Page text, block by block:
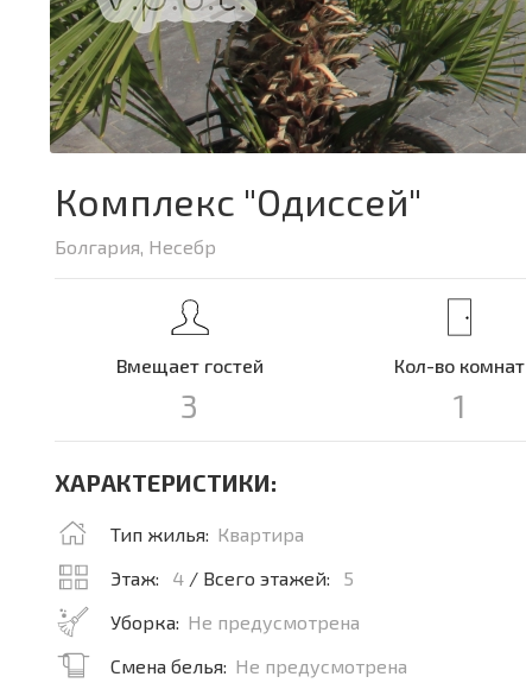
Комплекс "Одиссей"
Болгария, Несебр
Вмещает гостей
3
Кол-во комнат
1
ХАРАКТЕРИСТИКИ:
Тип жилья: Квартира
Этаж:
4 / Всего этажей:
5
Уборка: Не предусмотрена
Смена белья: Не предусмотрена